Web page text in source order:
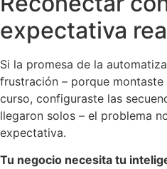
expectativa
Si la promesa de la
frustración – porque
curso, configuraste las
llegaron solos – el problema
expectativa.
Tu negocio necesita tu